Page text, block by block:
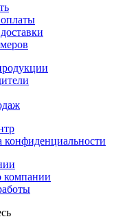
конфиденциальности